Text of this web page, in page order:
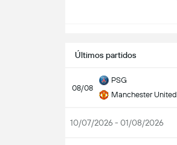
Últimos partidos
08/08
PSG
Manchester United
10/07/2026 - 01/08/2026